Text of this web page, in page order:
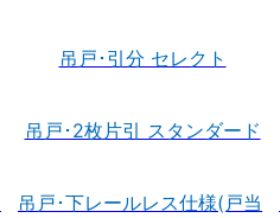
吊戸･引分 セレクト
吊戸･2枚片引 スタンダード
吊戸･下レールレス仕様(戸当